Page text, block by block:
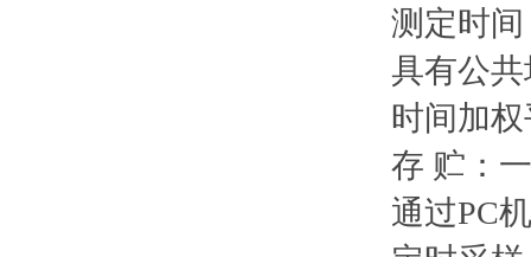
测定时
具有公
时间加
存 贮：
通过PC